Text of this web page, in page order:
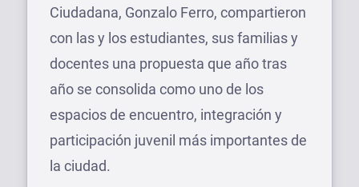
Ciudadana, Gonzalo Ferro, compartieron
con las y los estudiantes, sus familias y
docentes una propuesta que año tras
año se consolida como uno de los
espacios de encuentro, integración y
participación juvenil más importantes de
la ciudad.